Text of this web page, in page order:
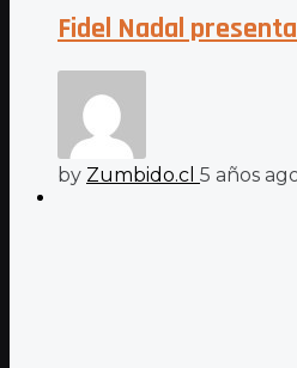
Fidel Nadal
by Zumbido.cl 5 años